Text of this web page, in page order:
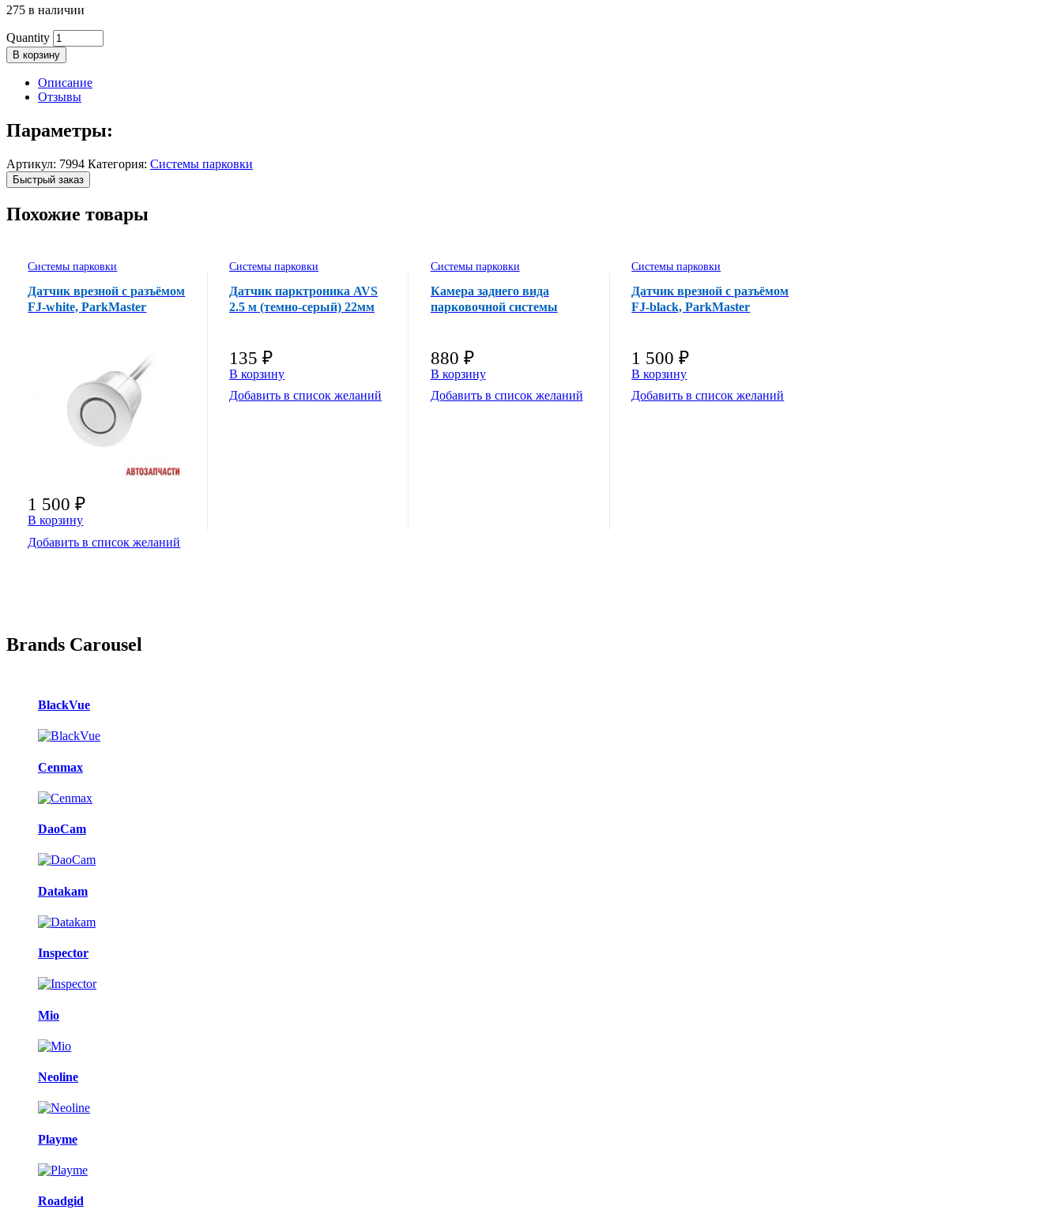
275 в наличии
Quantity
В корзину
Описание
Отзывы
Параметры:
Артикул: 7994 Категория: Системы парковки
Быстрый заказ
Похожие товары
Системы парковки
Датчик врезной с разъёмом
FJ-white, ParkMaster
1 500₽
В корзину
Добавить в список желаний
Системы парковки
Датчик парктроника AVS
2.5 м (темно-серый) 22мм
135₽
В корзину
Добавить в список желаний
Системы парковки
Камера заднего вида
парковочной системы
880 ₽
В корзину
Добавить в список желаний
Системы парковки
Датчик врезной с разъёмом
FJ-black, ParkMaster
1 500₽
В корзину
Добавить в список желаний
Brands Carousel
BlackVue
Cenmax
DaoCam
Datakam
Inspector
Mio
Neoline
Playme
Roadgid